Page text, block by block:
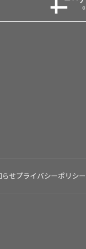
らせプライバシーポリシー